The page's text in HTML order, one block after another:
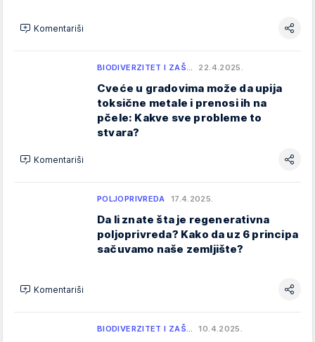
Komentariši
BIODIVERZITET I ZAŠ… 22.4.2025.
Cveće u gradovima može da upija
toksične metale i prenosi ih na
pčele: Kakve sve probleme to
stvara?
Komentariši
POLJOPRIVREDA 17.4.2025.
Da li znate šta je regenerativna
poljoprivreda? Kako da uz 6 principa
sačuvamo naše zemljište?
Komentariši
BIODIVERZITET I ZAŠ… 10.4.2025.